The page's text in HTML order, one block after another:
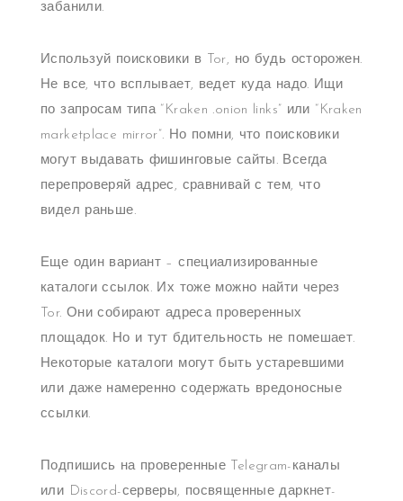
забанили.
Используй поисковики в Tor, но будь осторожен.
Не все, что всплывает, ведет куда надо. Ищи
по запросам типа “Kraken .onion links” или “Kraken
marketplace mirror”. Но помни, что поисковики
могут выдавать фишинговые сайты. Всегда
перепроверяй адрес, сравнивай с тем, что
видел раньше.
Еще один вариант – специализированные
каталоги ссылок. Их тоже можно найти через
Tor. Они собирают адреса проверенных
площадок. Но и тут бдительность не помешает.
Некоторые каталоги могут быть устаревшими
или даже намеренно содержать вредоносные
ссылки.
Подпишись на проверенные Telegram-каналы
или Discord-серверы, посвященные даркнет-